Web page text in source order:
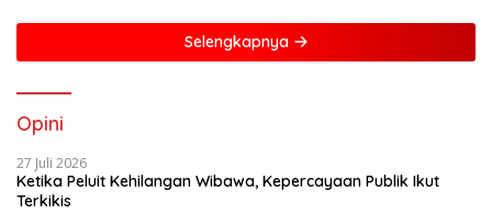
Selengkapnya
Opini
27 Juli 2026
Ketika Peluit Kehilangan Wibawa, Kepercayaan Publik Ikut
Terkikis